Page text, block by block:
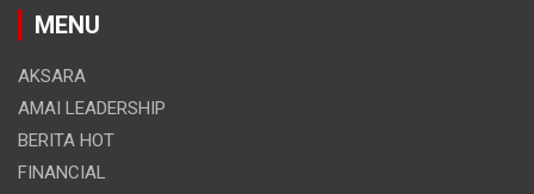
MENU
AKSARA
AMAI LEADERSHIP
BERITA HOT
FINANCIAL